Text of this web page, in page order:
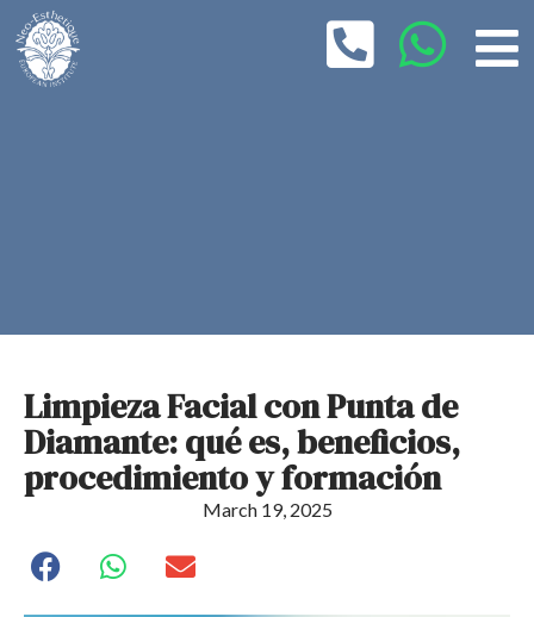
Limpieza Facial con Punta de
Diamante: qué es, beneficios,
procedimiento y formación
March 19, 2025